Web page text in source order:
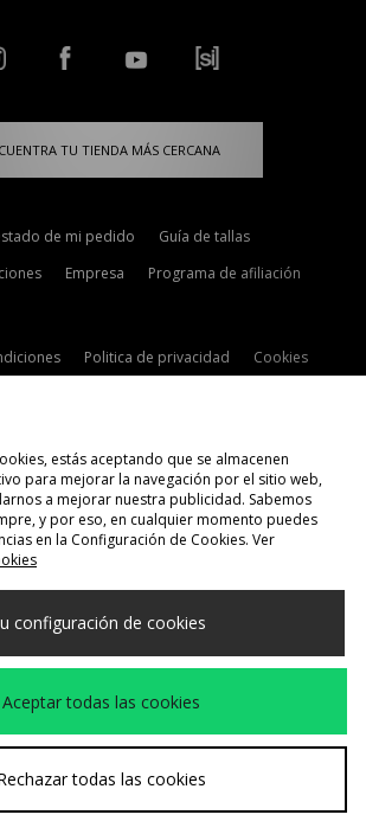
TU TIENDA MÁS CERCANA
de mi pedido
Guía de tallas
Empresa Programa de afiliación
Politica de privacidad
Cookies
Selecciona País
España
las siguientes formas de pago
página corporativa en www.jdplc.com
estás aceptando que se almacenen
para mejorar la navegación por el sitio web,
a mejorar nuestra publicidad. Sabemos
y por eso, en cualquier momento puedes
en la Configuración de Cookies. Ver
configuración de cookies
Aceptar todas las cookies
todas las cookies